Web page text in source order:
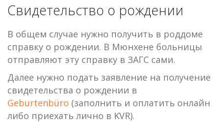
Свидетельство о рождении
В общем случае нужно получить в роддоме
справку о рождении. В Мюнхене больницы
отправляют эту справку в ЗАГС сами.
Далее нужно подать заявление на получение
свидетельства о рождении в
Geburtenbüro (заполнить и оплатить онлайн
либо приехать лично в KVR).